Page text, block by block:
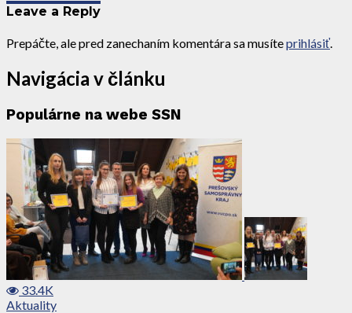
Leave a Reply
Prepáčte, ale pred zanechaním komentára sa musíteprihlásiť.
Navigácia v článku
Populárne na webe SSN
33.4K
Aktuality